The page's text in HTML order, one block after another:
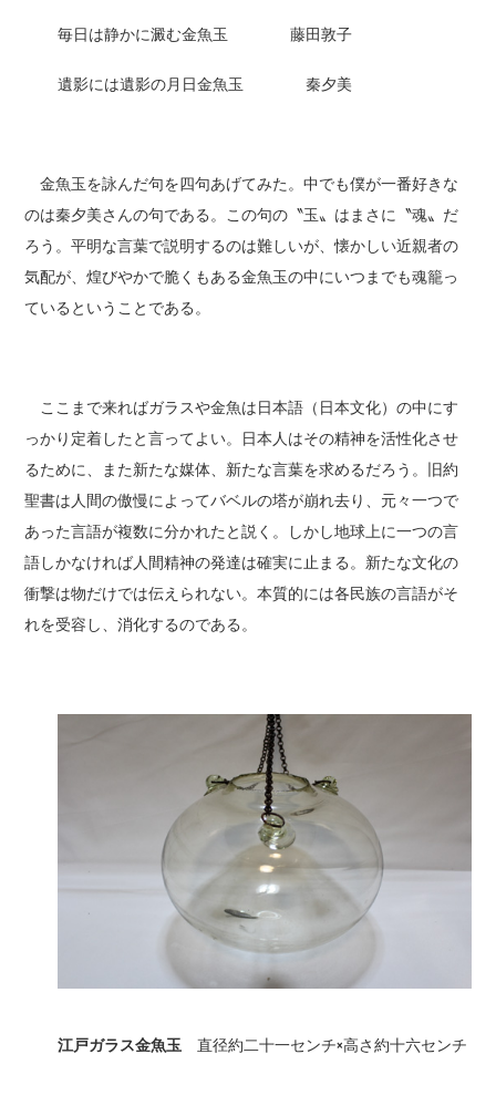
毎日は静かに澱む金魚玉 藤田敦子
遺影には遺影の月日金魚玉 秦夕美
金魚玉を詠んだ句を四句あげてみた。中でも僕が一番好きな
のは秦夕美さんの句である。この句の〝玉〟はまさに〝魂〟だ
ろう。平明な言葉で説明するのは難しいが、懐かしい近親者の
気配が、煌びやかで脆くもある金魚玉の中にいつまでも魂籠っ
ているということである。
ここまで来ればガラスや金魚は日本語（日本文化）の中にす
っかり定着したと言ってよい。日本人はその精神を活性化させ
るために、また新たな媒体、新たな言葉を求めるだろう。旧約
聖書は人間の傲慢によってバベルの塔が崩れ去り、元々一つで
あった言語が複数に分かれたと説く。しかし地球上に一つの言
語しかなければ人間精神の発達は確実に止まる。新たな文化の
衝撃は物だけでは伝えられない。本質的には各民族の言語がそ
れを受容し、消化するのである。
江戸ガラス金魚玉 直径約二十一センチ×高さ約十六センチ